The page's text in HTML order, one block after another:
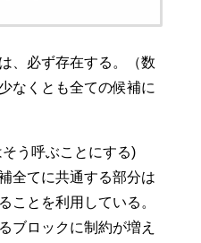
、必ず存在する。（数
なくとも全ての候補に
う呼ぶことにする)
全てに共通する部分は
ことを利用している。
ブロックに制約が増え